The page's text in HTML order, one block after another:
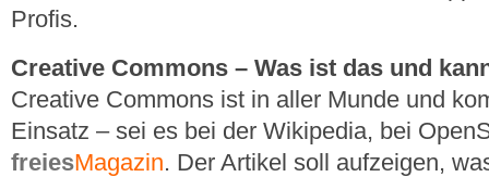
Profis.
Creative Commons – Was ist das und
Creative Commons ist in aller Munde und
Einsatz – sei es bei der Wikipedia, bei
freiesMagazin. Der Artikel soll aufzeigen,